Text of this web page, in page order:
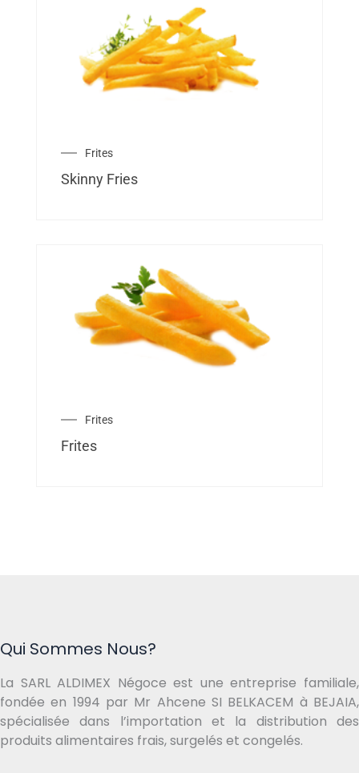
Frites
Skinny Fries
Frites
Frites
Qui Sommes Nous?
La SARL ALDIMEX Négoce est une entreprise familiale,
fondée en 1994 par Mr Ahcene SI BELKACEM à BEJAIA,
spécialisée dans l’importation et la distribution des
produits alimentaires frais, surgelés et congelés.